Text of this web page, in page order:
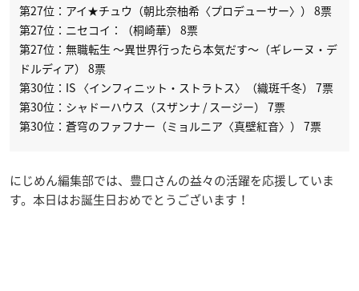
第27位：アイ★チュウ（朝比奈柚希〈プロデューサー〉） 8票
第27位：ニセコイ：（桐崎華） 8票
第27位：無職転生 〜異世界行ったら本気だす〜（ギレーヌ・デ
ドルディア） 8票
第30位：IS 〈インフィニット・ストラトス〉（織斑千冬） 7票
第30位：シャドーハウス（スザンナ / スージー） 7票
第30位：蒼穹のファフナー（ミョルニア〈真壁紅音〉） 7票
にじめん編集部では、豊口さんの益々の活躍を応援していま
す。本日はお誕生日おめでとうございます！